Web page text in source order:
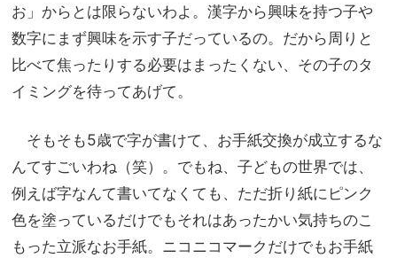
お」からとは限らないわよ。漢字から興味を持つ子や
数字にまず興味を示す子だっているの。だから周りと
比べて焦ったりする必要はまったくない、その子のタ
イミングを待ってあげて。
そもそも5歳で字が書けて、お手紙交換が成立するな
んてすごいわね（笑）。でもね、子どもの世界では、
例えば字なんて書いてなくても、ただ折り紙にピンク
色を塗っているだけでもそれはあったかい気持ちのこ
もった立派なお手紙。ニコニコマークだけでもお手紙